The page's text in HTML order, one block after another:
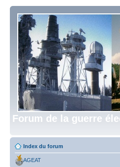
Forum de la guerre
Index du forum
AGEAT